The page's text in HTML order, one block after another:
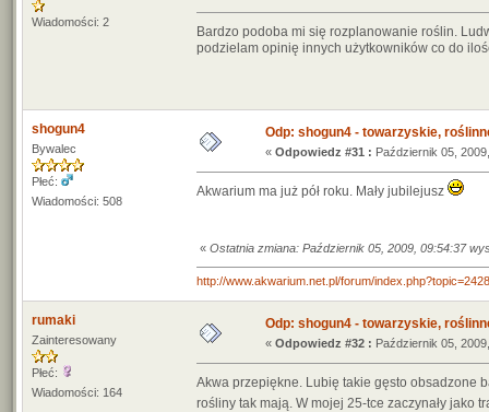
Wiadomości: 2
Bardzo podoba mi się rozplanowanie roślin.
podzielam opinię innych użytkowników co do
shogun4
Bywalec
Płeć:
Wiadomości: 508
Odp: shogun4 - towarzyskie,
« Odpowiedz #31 : Październik 05,
Akwarium ma już pół roku. Mały jubilejusz
« Ostatnia zmiana: Październik 05, 2009, 09:54:37
http://www.akwarium.net.pl/forum/
rumaki
Zainteresowany
Płeć:
Wiadomości: 164
Odp: shogun4 - towarzyskie,
« Odpowiedz #32 : Październik 05,
Akwa przepiękne. Lubię takie gęsto obsadzone
rośliny tak mają. W mojej 25-tce zaczynały jako